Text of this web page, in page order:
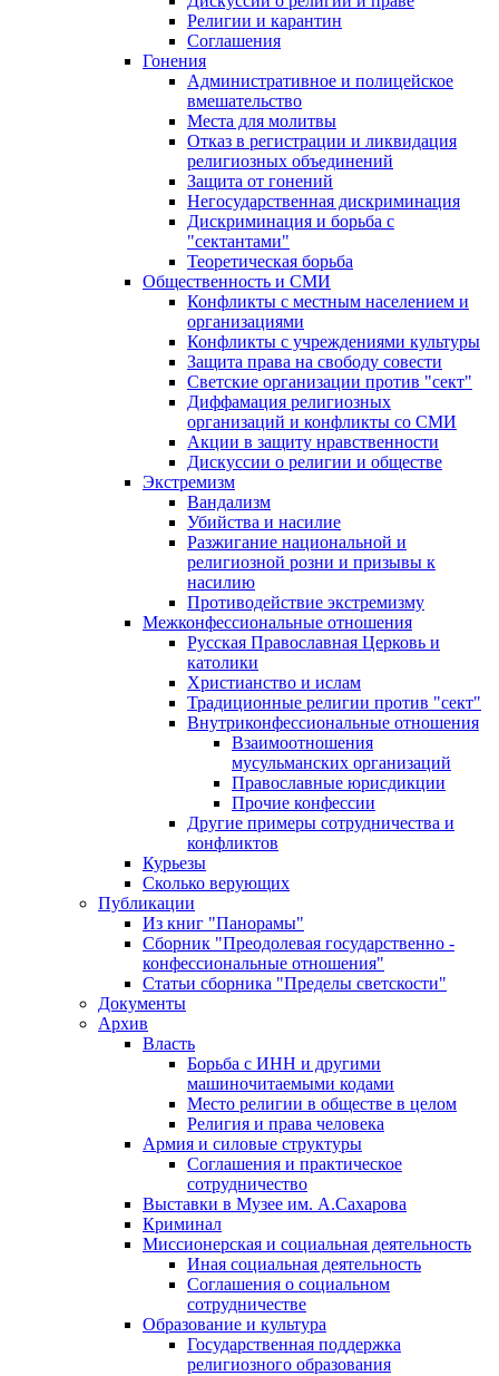
Религии и карантин
Соглашения
Гонения
Административное и полицейское
вмешательство
Места для молитвы
Отказ в регистрации и ликвидация
религиозных объединений
Защита от гонений
Негосударственная дискриминация
Дискриминация и борьба с
"сектантами"
Теоретическая борьба
Общественность и СМИ
Конфликты с местным населением и
организациями
Конфликты с учреждениями культуры
Защита права на свободу совести
Светские организации против "сект"
Диффамация религиозных
организаций и конфликты со СМИ
Акции в защиту нравственности
Дискуссии о религии и обществе
Экстремизм
Вандализм
Убийства и насилие
Разжигание национальной и
религиозной розни и призывы к
насилию
Противодействие экстремизму
Межконфессиональные отношения
Русская Православная Церковь и
католики
Христианство и ислам
Традиционные религии против "сект"
Внутриконфессиональные отношения
Взаимоотношения
мусульманских организаций
Православные юрисдикции
Прочие конфессии
Другие примеры сотрудничества и
конфликтов
Курьезы
Сколько верующих
Публикации
Из книг "Панорамы"
Сборник "Преодолевая государственно -
конфессиональные отношения"
Статьи сборника "Пределы светскости"
Документы
Архив
Власть
Борьба с ИНН и другими
машиночитаемыми кодами
Место религии в обществе в целом
Религия и права человека
Армия и силовые структуры
Соглашения и практическое
сотрудничество
Выставки в Музее им. А.Сахарова
Криминал
Миссионерская и социальная деятельность
Иная социальная деятельность
Соглашения о социальном
сотрудничестве
Образование и культура
Государственная поддержка
религиозного образования